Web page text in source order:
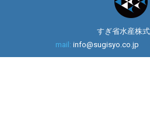
すぎ省水産株
mail: info@sugisyo.co.jp